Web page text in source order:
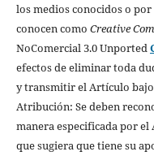
los medios conocidos o
conocen como Creative
NoComercial 3.0 Unported
efectos de eliminar toda
y transmitir el Artículo
Atribución: Se deben
manera especificada por el
que sugiera que tiene su